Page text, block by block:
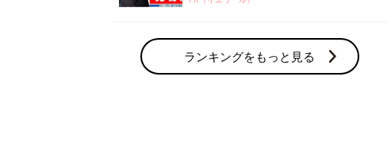
ランキングをもっと見る